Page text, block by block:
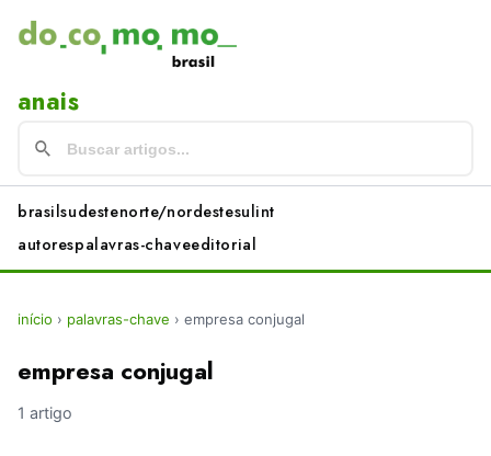
anais
brasilsudestenorte/nordestesulint
autorespalavras-chaveeditorial
início › palavras-chave › empresa conjugal
empresa conjugal
1 artigo